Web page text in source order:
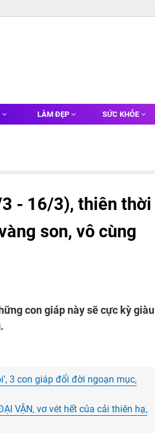
LÀM ĐẸP SỨC KHỎE
- 16/3), thiên thời
son, vô cùng
con giáp này sẽ cực kỳ giàu
3 con giáp đổi đời ngoạn mục,
VẬN, vơ vét hết của cải thiên hạ,